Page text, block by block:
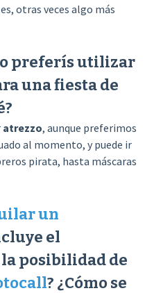
otras veces algo más
preferís utilizar
una fiesta de
atrezzo, aunque preferimos
al momento, y puede ir
pirata, hasta máscaras
un
el
posibilidad de
? ¿Cómo se